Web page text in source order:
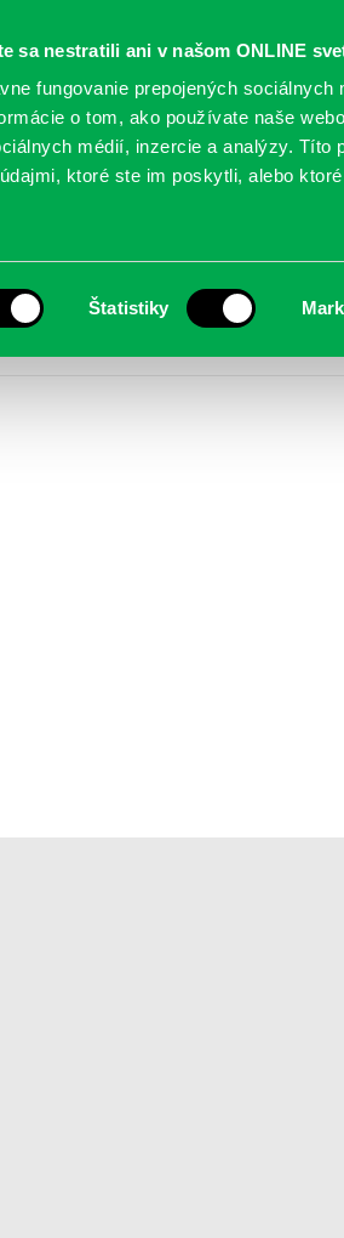
sa nestratili ani v našom ONLINE
fungovanie prepojených sociálnych
o tom, ako používate naše
médií, inzercie a analýzy. Títo
ktoré ste im poskytli, alebo
Štatistiky
NOVINY MAPY TLAČIVÁ